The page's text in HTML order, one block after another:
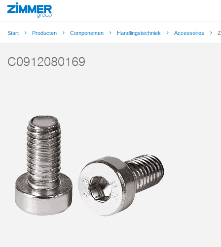
Start Producten Componenten Handlingstechniek Accessoires
C0912080169